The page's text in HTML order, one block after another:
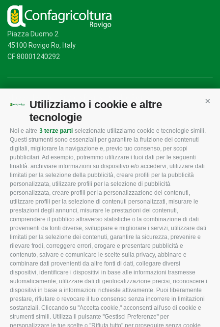
Utilizziamo i cookie e altre
tecnologie
Noi e altre 3 terze parti selezionate utilizziamo cookie e tecnologie simili.
Questi strumenti sono essenziali per garantire la fruizione dei contenuti
digitali, migliorare la navigazione e, previo tuo consenso, per scopi
pubblicitari. Ad esempio, potremmo utilizzare i tuoi dati per le seguenti
finalità: archiviare informazioni su dispositivo e/o accedervi, utilizzare dati
limitati per la selezione della pubblicità, creare profili per la pubblicità
personalizzata, utilizzare profili per la selezione di pubblicità
personalizzata, creare profili per la personalizzazione dei contenuti,
utilizzare profili per la selezione di contenuti personalizzati, misurare le
prestazioni degli annunci, misurare le prestazioni dei contenuti,
comprendere il pubblico attraverso statistiche o la combinazione di dati
provenienti da fonti diverse, sviluppare e migliorare i servizi, utilizzare dati
limitati per la selezione dei contenuti, garantire la sicurezza, prevenire e
rilevare frodi, correggere errori, erogare e presentare pubblicità e
contenuto, salvare e comunicare le scelte sulla privacy, abbinare e
combinare dati provenienti da altre fonti di dati, collegare diversi
dispositivi, identificare i dispositivi in base alle informazioni trasmesse
automaticamente, utilizzare dati di geolocalizzazione precisi, riconoscere i
dispositivi in base a informazioni richieste attivamente. Puoi liberamente
prestare, rifiutare o revocare il tuo consenso senza incorrere in limitazioni
sostanziali. Cliccando su "Accetta cookie," acconsenti all'uso di cookie e
strumenti simili. Utilizza il pulsante "Gestisci Preferenze" per
personalizzare le tue scelte o "Rifiuta tutto" per proseguire senza cookie
Piazza Duomo 2
45100 Rovigo Ro, Italy
CF 80001240292
CONFAGRICOLTURA
ROVIGO
L'Associazione
Missione e Progetto
Organigramma aziendale
I Nostri Servizi
Uffici della Sede
provinciale
Le Sedi di Zona
Agricoltori S.r.l.
Whistleblowing
Confagricoltura Rovigo e
Agricoltori srl
CONFAGRICOLTURA
INFORMA
Tecnico
Fiscale
Lavoro
Ambiente
Associazione
CONFAGRICOLTURA
ATTIVA
Notizie in evidenza
Eventi
Comunicati Stampa
Video